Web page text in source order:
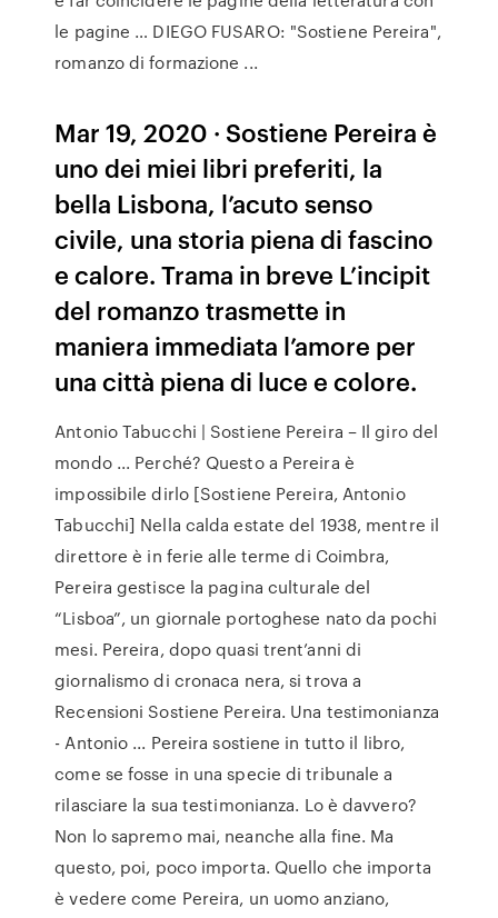
le pagine … DIEGO FUSARO: "Sostiene Pereira",
romanzo di formazione ...
Mar 19, 2020 · Sostiene Pereira è
uno dei miei libri preferiti, la
bella Lisbona, l’acuto senso
civile, una storia piena di fascino
e calore. Trama in breve L’incipit
del romanzo trasmette in
maniera immediata l’amore per
una città piena di luce e colore.
Antonio Tabucchi | Sostiene Pereira – Il giro del
mondo ... Perché? Questo a Pereira è
impossibile dirlo [Sostiene Pereira, Antonio
Tabucchi] Nella calda estate del 1938, mentre il
direttore è in ferie alle terme di Coimbra,
Pereira gestisce la pagina culturale del
“Lisboa”, un giornale portoghese nato da pochi
mesi. Pereira, dopo quasi trent’anni di
giornalismo di cronaca nera, si trova a
Recensioni Sostiene Pereira. Una testimonianza
- Antonio ... Pereira sostiene in tutto il libro,
come se fosse in una specie di tribunale a
rilasciare la sua testimonianza. Lo è davvero?
Non lo sapremo mai, neanche alla fine. Ma
questo, poi, poco importa. Quello che importa
è vedere come Pereira, un uomo anziano,